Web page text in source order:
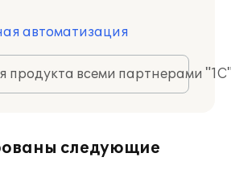
автоматизация
продукта всеми партнерами
следующие